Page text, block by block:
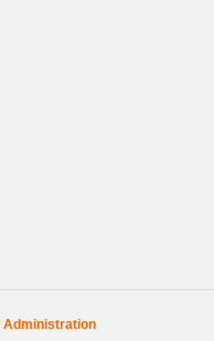
Administration